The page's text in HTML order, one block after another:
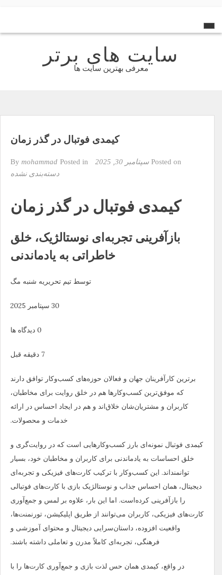
content
سایت های برتر
معرفی بهترین سایت ها
کیمدی فوتبال در گذر زمان
Posted on سپتامبر 30, 2025 mohammad Posted in
دسته‌بندی نشده
کیمدی فوتبال در گذر زمان
بازآفرینی تجربه‌ای نوستالژیک، خلق
خاطراتی به یادماندنی
توسط تیم تحریریه شنبه مگ
30 سپتامبر 2025
0 دیدگاه ها
7 دقیقه قبل
برترین کارآفرینان جهان و فعالان حوزه‌های کسب‌وکار توافق دارند
که موفق‌ترین کسب‌وکارها هم در خلق روایت برای مخاطبان،
کاربران و مشتریان‌شان خلاق‌اند و هم در ایجاد احساس در ارائه
خدمات و محصولات.
کیمدی فوتبال نمونه‌ای بارز کسب‌وکارهایی است که در روایت‌گری و
خلق احساسات به یادماندنی برای کاربران و مخاطبان خود، بسیار
توانمند‌اند. این کسب‌وکار با ترکیب کارت‌های فیزیکی و تجربه‌ای
دیجیتال، همان احساس جذاب و نوستالژیک بازی با کارت‌های فوتبالی
را بازآفرینی کرده‌است. اما این بار، علاوه بر لمس و جمع‌آوری
کارت‌های فیزیکی، کاربران می‌توانند از طریق اپلیکیشن، تورنمنت‌ها،
واقعیت افزوده، داستان‌سرایی دیجیتال و محتوای آموزشی و
فرهنگی، تجربه‌ای کاملاً مدرن و تعاملی داشته باشند.
در واقع، کیمدی همان حس لذت بازی و جمع‌آوری کارت‌ها را با